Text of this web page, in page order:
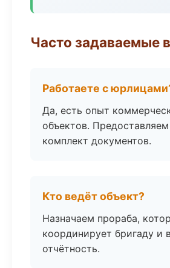
Часто задаваемые
Работаете с
Да, есть опыт
объектов.
комплект документов.
Кто ведёт объект?
Назначаем прораба,
координирует бригаду и
отчётность.